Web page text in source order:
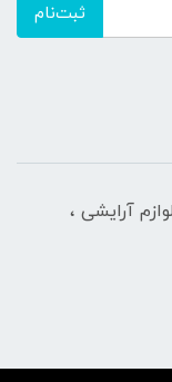
ثبت‌نام
آرایشی ،